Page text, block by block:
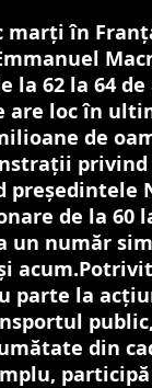
marți în
la 62 la 64 de
are loc în
de
președintele
de la 60
un număr
parte la
din